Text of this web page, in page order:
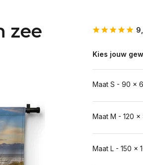
zee
Kies jouw
Maat S - 90 x
Maat M - 120 x
Maat L - 150 x